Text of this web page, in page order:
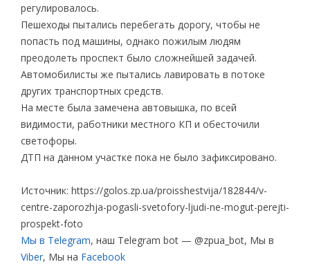
регулировалось.
Пешеходы пытались перебегать дорогу, чтобы не
попасть под машины, однако пожилым людям
преодолеть проспект было сложнейшей задачей.
Автомобилисты же пытались лавировать в потоке
других транспортных средств.
На месте была замечена автовышка, по всей
видимости, работники местного КП и обесточили
светофоры.
ДТП на данном участке пока не было зафиксировано.
Источник: https://golos.zp.ua/proisshestvija/182844/v-
centre-zaporozhja-pogasli-svetofory-ljudi-ne-mogut-perejti-
prospekt-foto
Мы в Telegram, наш Telegram bot — @zpua_bot, Мы в
Viber, Мы на Facebook